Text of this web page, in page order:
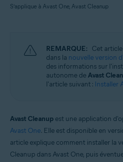
S’applique à Avast One, Avast Cleanup
Avast One
Avast Cleanup
Systèmes d'exploitation:
REMARQUE: Cet
dans la nouvelle version
des informations sur
autonome deAvast
l'article suivant : Installer
Avast Cleanup est une application
Avast One. Elle est disponible en
article explique comment installer la
Cleanup dans Avast One, puis